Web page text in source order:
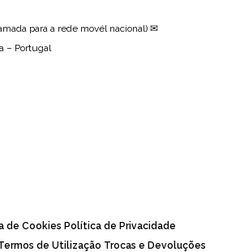
para a rede movél nacional) ✉
– Portugal
de Cookies Política de Privacidade
de Utilização Trocas e Devoluções